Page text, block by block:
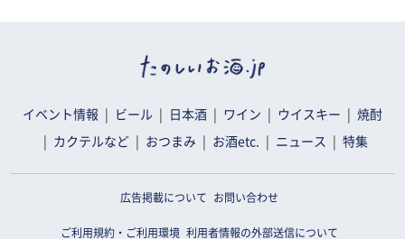
イベント情報 ビール 日本酒 ワイン ウイスキー 焼酎
カクテルなど おつまみ お酒etc. ニュース 特集
広告掲載について お問い合わせ
ご利用規約・ご利用環境 利用者情報の外部送信について